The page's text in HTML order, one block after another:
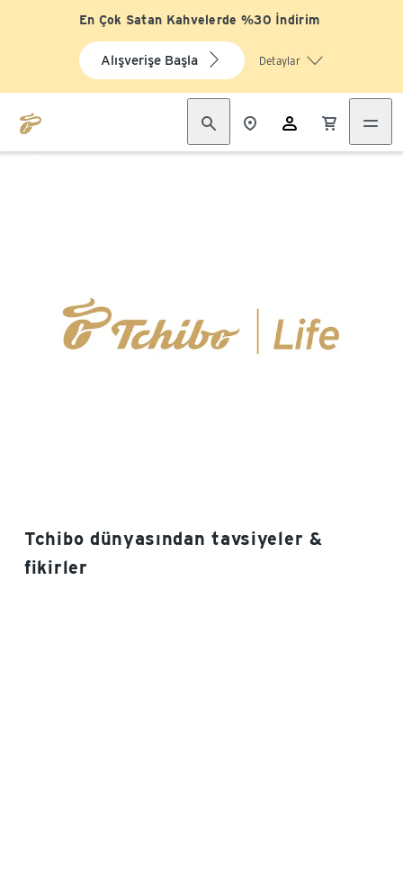
En Çok Satan Kahvelerde %30 İndirim
Alışverişe Başla Detaylar
Tchibo dünyasından tavsiyeler &
fikirler